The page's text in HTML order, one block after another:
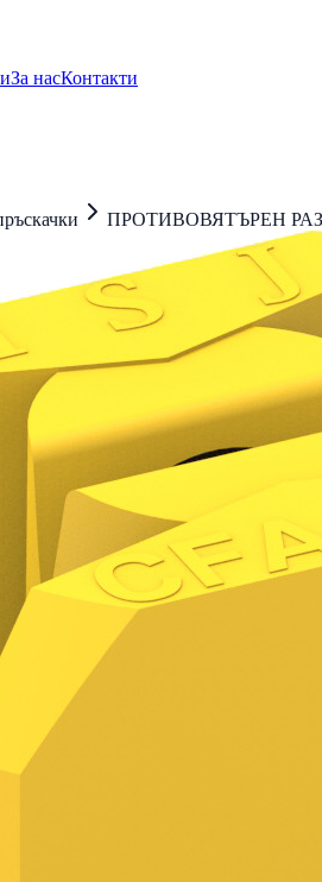
За насКонтакти
ПРОТИВОВЯТЪРЕН